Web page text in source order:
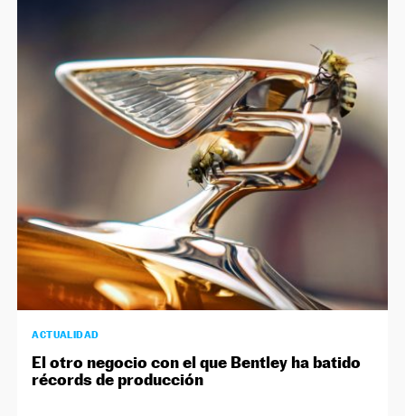
ACTUALIDAD
El otro negocio con el que Bentley ha batido
récords de producción